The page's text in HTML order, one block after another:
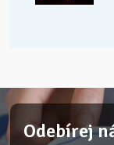
Odebírej